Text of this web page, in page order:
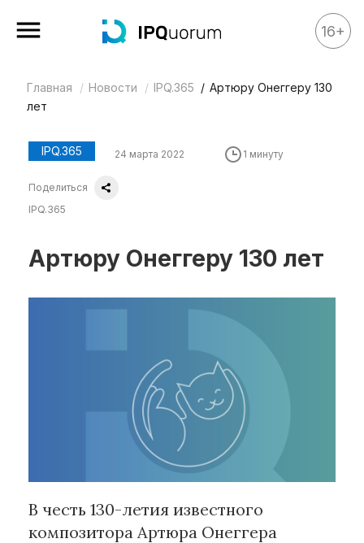
Все материалы
Аналитика
Legal review
События
IP Stories
Квиз
Интеллектуальная собственность
и креативные индустрии
Искусство
Дизайн и мода
16+
Главная Новости IPQ.365
Артюру Онеггеру 130
лет
IPQ.365 24 марта 2022 1 минуту
Поделиться
IPQ.365
Артюру Онеггеру 130 лет
В честь 130-летия известного
композитора Артюра Онеггера